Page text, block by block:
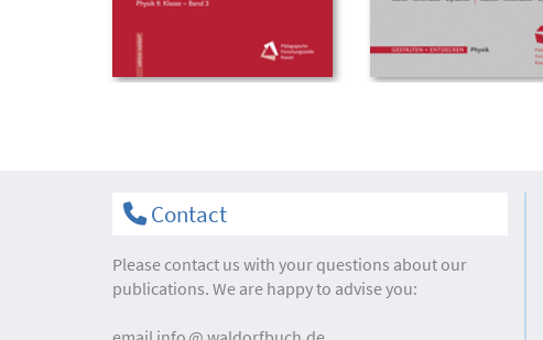
Contact
Please contact us with your questions about our
publications. We are happy to advise you: